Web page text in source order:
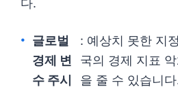
다.
글로벌
경제 변
수 주시
: 예상치 못한 지
국의 경제 지표
을 줄 수 있습니